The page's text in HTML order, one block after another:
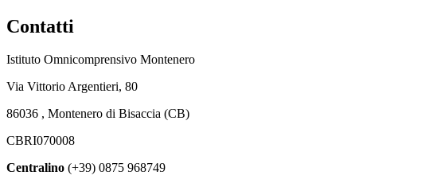
Contatti
Istituto Omnicomprensivo Montenero
Via Vittorio Argentieri, 80
86036 , Montenero di Bisaccia (CB)
CBRI070008
Centralino (+39) 0875 968749